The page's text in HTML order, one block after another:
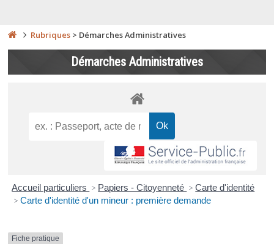
Rubriques > Démarches Administratives
Démarches Administratives
Accueil particuliers > Papiers - Citoyenneté > Carte d'identité
> Carte d'identité d'un mineur : première demande
Fiche pratique